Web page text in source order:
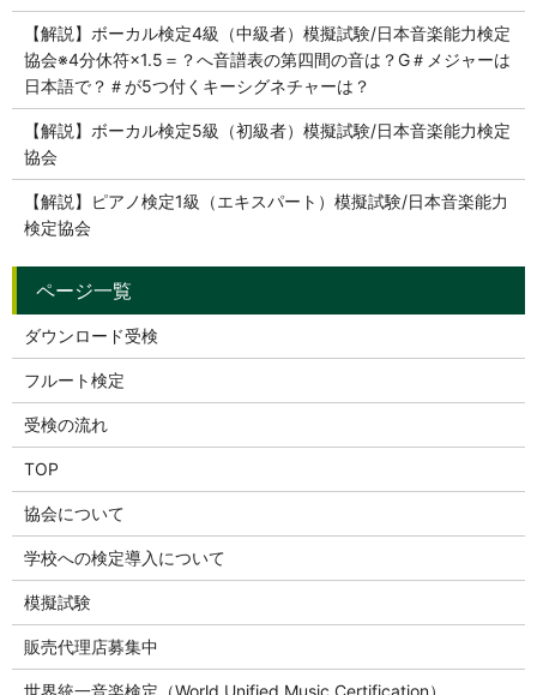
【解説】ボーカル検定4級（中級者）模擬試験/日本音楽能力検定
協会※4分休符×1.5＝？へ音譜表の第四間の音は？G＃メジャーは
日本語で？＃が5つ付くキーシグネチャーは？
【解説】ボーカル検定5級（初級者）模擬試験/日本音楽能力検定
協会
【解説】ピアノ検定1級（エキスパート）模擬試験/日本音楽能力
検定協会
ダウンロード受検
フルート検定
受検の流れ
TOP
協会について
学校への検定導入について
模擬試験
販売代理店募集中